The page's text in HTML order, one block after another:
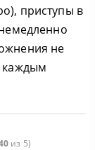
приступы в
не
каждым
из 5)